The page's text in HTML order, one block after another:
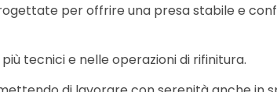
per offrire una presa stabile e
tecnici e nelle operazioni di rifinitura.